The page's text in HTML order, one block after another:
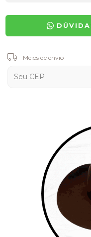
Entregas para o CEP:
Meios de envio